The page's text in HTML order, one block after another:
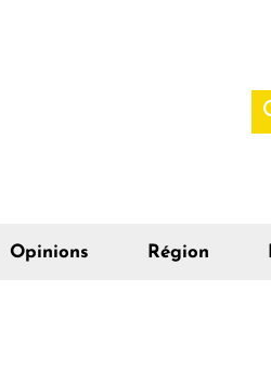
Opinions Région